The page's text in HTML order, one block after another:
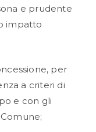
e prudente
impatto
per
a criteri di
e con gli